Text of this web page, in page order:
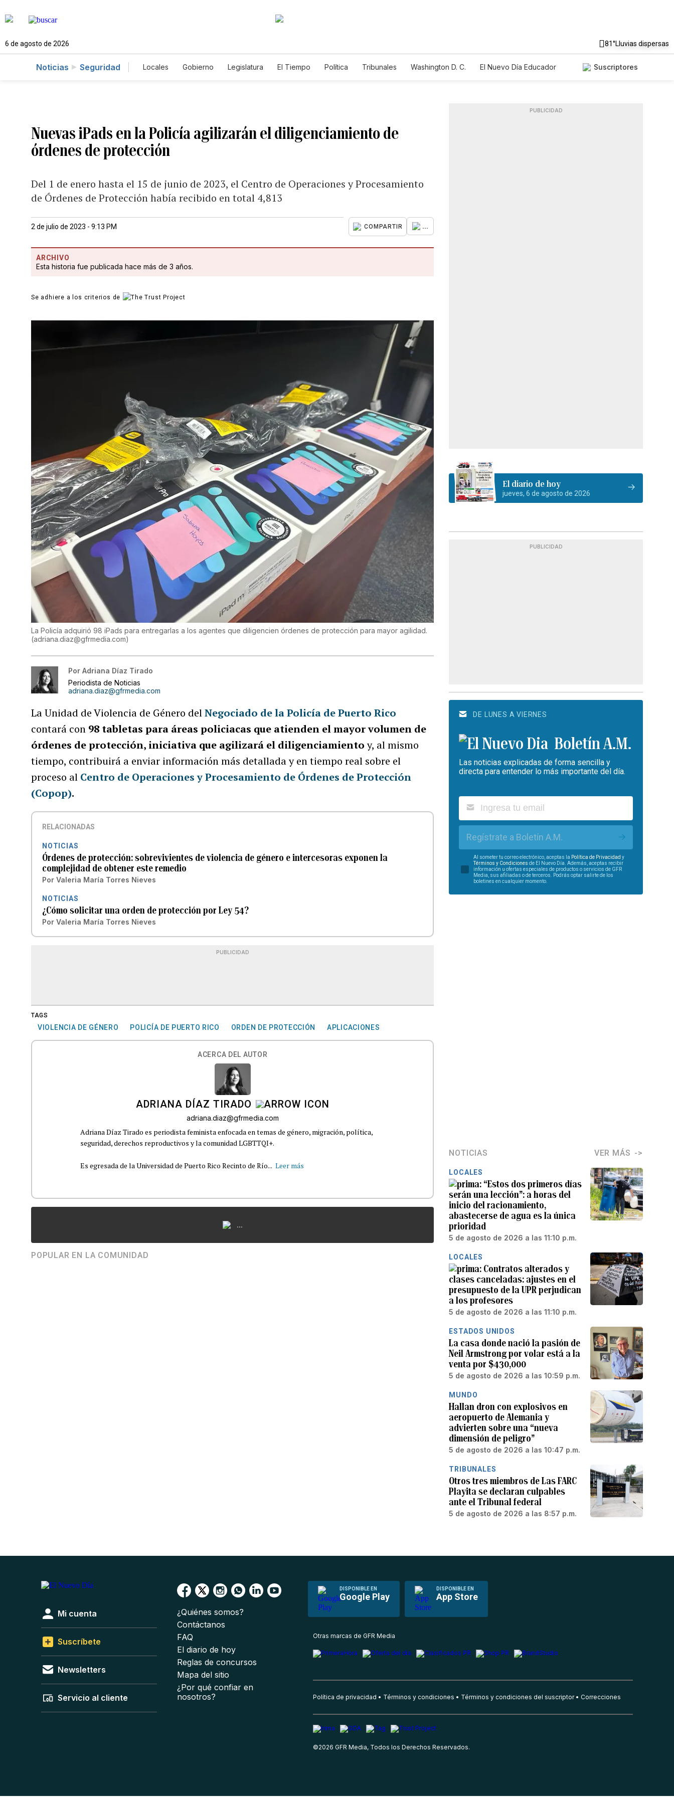
6 de agosto de 2026 81°Lluvias dispersas
Noticias Seguridad Locales Gobierno Legislatura El Tiempo Política Tribunales Washington D. C.
El Nuevo Día Educador
Suscriptores
Nuevas iPads en la Policía agilizarán el diligenciamiento de
órdenes de protección
Del 1 de enero hasta el 15 de junio de 2023, el Centro de Operaciones y Procesamiento
de Órdenes de Protección había recibido en total 4,813
2 de julio de 2023 - 9:13 PM COMPARTIR ...
ARCHIVO
Esta historia fue publicada hace más de 3 años.
Se adhiere a los criterios de
La Policía adquirió 98 iPads para entregarlas a los agentes que diligencien órdenes de protección para mayor agilidad.
(adriana.diaz@gfrmedia.com)
Por Adriana Díaz Tirado
Periodista de Noticias
adriana.diaz@gfrmedia.com
La Unidad de Violencia de Género delNegociado de la Policía de Puerto Rico
contará con 98 tabletas para áreas policiacas que atienden el mayor volumen de
órdenes de protección, iniciativa que agilizará el diligenciamientoy, al mismo
tiempo, contribuirá a enviar información más detallada y en tiempo real sobre el
proceso al Centro de Operaciones y Procesamiento de Órdenes de Protección
(Copop).
RELACIONADAS
NOTICIAS
Órdenes de protección: sobrevivientes de violencia de género e intercesoras exponen la
complejidad de obtener este remedio
Por Valeria María Torres Nieves
NOTICIAS
¿Cómo solicitar una orden de protección por Ley 54?
Por Valeria María Torres Nieves
PUBLICIDAD
TAGS
VIOLENCIA DE GÉNERO POLICÍA DE PUERTO RICO ORDEN DE PROTECCIÓN APLICACIONES
ACERCA DEL AUTOR
ADRIANA DÍAZ TIRADO
adriana.diaz@gfrmedia.com
Adriana Díaz Tirado es periodista feminista enfocada en temas de género, migración, política,
seguridad, derechos reproductivos y la comunidad LGBTTQI+.
Es egresada de la Universidad de Puerto Rico Recinto de Río... Leer más
...
POPULAR EN LA COMUNIDAD
PUBLICIDAD
El diario de hoy
jueves, 6 de agosto de 2026
PUBLICIDAD
DE LUNES A VIERNES
Boletín A.M.
Las noticias explicadas de forma sencilla y
directa para entender lo más importante del día.
Regístrate a Boletín A.M.
Al someter tu correo electrónico, aceptas la Política de Privacidad y
Términos y Condiciones de El Nuevo Día. Además, aceptas recibir
información u ofertas especiales de productos o servicios de GFR
Media, sus afiliadas o de terceros. Podrás optar salirte de los
boletines en cualquier momento.
NOTICIAS VER MÁS
LOCALES
“Estos dos primeros días
serán una lección”: a horas del
inicio del racionamiento,
abastecerse de agua es la única
prioridad
5 de agosto de 2026 a las 11:10 p.m.
LOCALES
Contratos alterados y
clases canceladas: ajustes en el
presupuesto de la UPR perjudican
a los profesores
5 de agosto de 2026 a las 11:10 p.m.
ESTADOS UNIDOS
La casa donde nació la pasión de
Neil Armstrong por volar está a la
venta por $430,000
5 de agosto de 2026 a las 10:59 p.m.
MUNDO
Hallan dron con explosivos en
aeropuerto de Alemania y
advierten sobre una “nueva
dimensión de peligro”
5 de agosto de 2026 a las 10:47 p.m.
TRIBUNALES
Otros tres miembros de Las FARC
Playita se declaran culpables
ante el Tribunal federal
5 de agosto de 2026 a las 8:57 p.m.
DISPONIBLE EN
Google Play
DISPONIBLE EN
App Store
Mi cuenta
Suscríbete
Newsletters
Servicio al cliente
¿Quiénes somos?
Contáctanos
FAQ
El diario de hoy
Reglas de concursos
Mapa del sitio
¿Por qué confiar en
nosotros?
Otras marcas de GFR Media
Política de privacidad Términos y condiciones Términos y condiciones del suscriptor Correcciones
©2026 GFR Media, Todos los Derechos Reservados.